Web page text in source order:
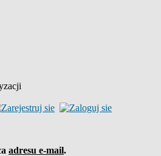
adresu e-mail.